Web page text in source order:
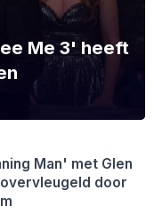
Me 3' heeft
Man' met Glen
door